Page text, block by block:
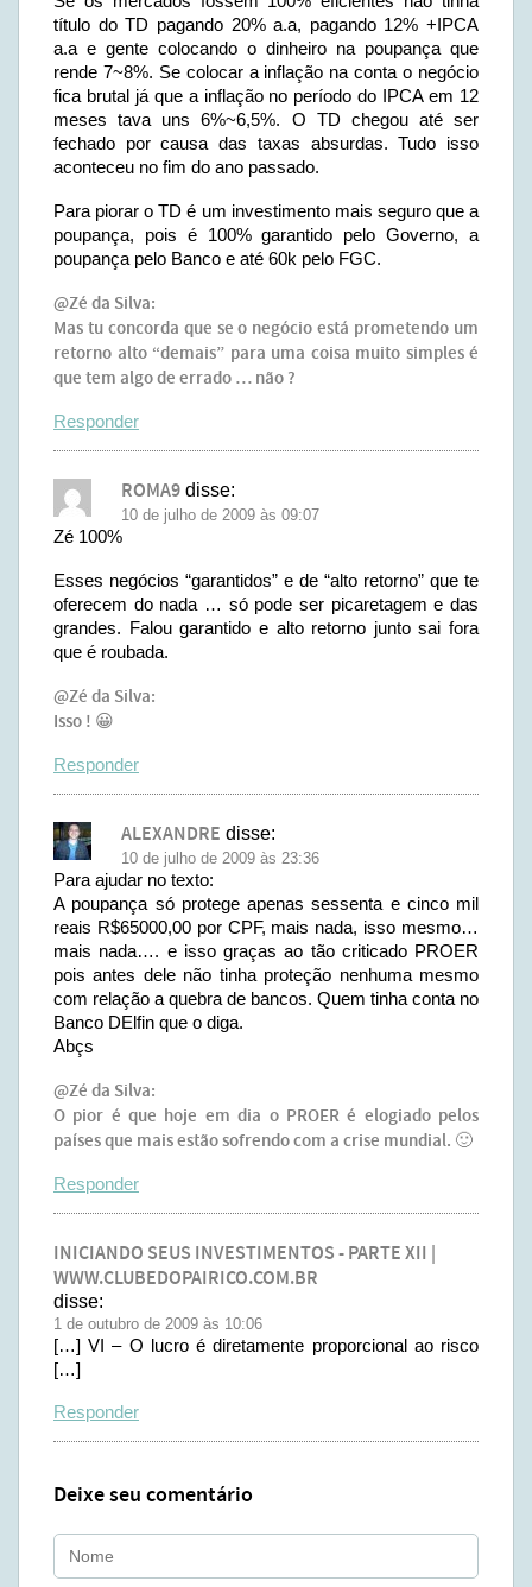
título do TD pagando 20% a.a, pagando 12% +IPCA
a.a e gente colocando o dinheiro na poupança que
rende 7~8%. Se colocar a inflação na conta o negócio
fica brutal já que a inflação no período do IPCA em 12
meses tava uns 6%~6,5%. O TD chegou até ser
fechado por causa das taxas absurdas. Tudo isso
aconteceu no fim do ano passado.
Para piorar o TD é um investimento mais seguro que a
poupança, pois é 100% garantido pelo Governo, a
poupança pelo Banco e até 60k pelo FGC.
@Zé da Silva:
Mas tu concorda que se o negócio está prometendo um
retorno alto “demais” para uma coisa muito simples é
que tem algo de errado … não ?
Responder
ROMA9 disse:
10 de julho de 2009 às 09:07
Zé 100%
Esses negócios “garantidos” e de “alto retorno” que te
oferecem do nada … só pode ser picaretagem e das
grandes. Falou garantido e alto retorno junto sai fora
que é roubada.
@Zé da Silva:
Isso ! 😀
Responder
ALEXANDRE disse:
10 de julho de 2009 às 23:36
Para ajudar no texto:
A poupança só protege apenas sessenta e cinco mil
reais R$65000,00 por CPF, mais nada, isso mesmo…
mais nada…. e isso graças ao tão criticado PROER
pois antes dele não tinha proteção nenhuma mesmo
com relação a quebra de bancos. Quem tinha conta no
Banco DElfin que o diga.
Abçs
@Zé da Silva:
O pior é que hoje em dia o PROER é elogiado pelos
países que mais estão sofrendo com a crise mundial. 🙂
Responder
INICIANDO SEUS INVESTIMENTOS - PARTE XII |
WWW.CLUBEDOPAIRICO.COM.BR
disse:
1 de outubro de 2009 às 10:06
[…] VI – O lucro é diretamente proporcional ao risco
[…]
Responder
Deixe seu comentário